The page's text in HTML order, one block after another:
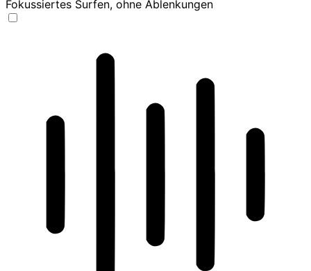
Fokussiertes Surfen, ohne Ablenkungen